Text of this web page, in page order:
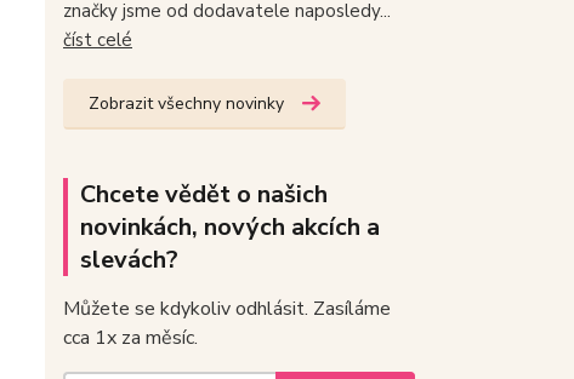
značky jsme od dodavatele naposledy...
číst celé
Zobrazit všechny novinky
Chcete vědět o našich
novinkách, nových akcích a
slevách?
Můžete se kdykoliv odhlásit. Zasíláme
cca 1x za měsíc.